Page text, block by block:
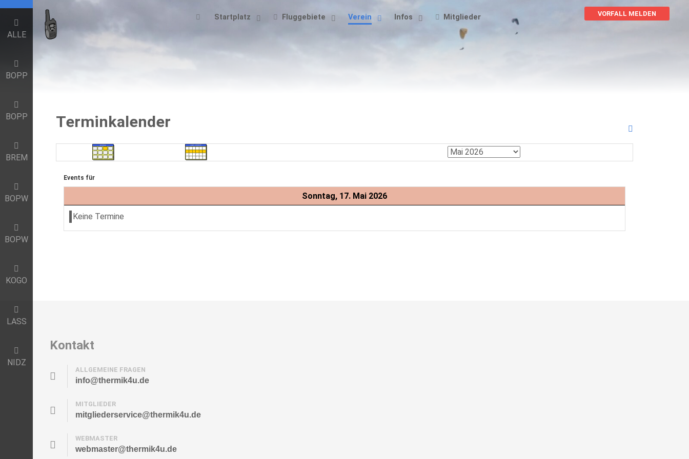
Startplatz Fluggebiete Verein Infos Mitglieder VORFALL MELDEN
Terminkalender
Events für
Sonntag, 17. Mai 2026
Keine Termine
Kontakt
ALLGEMEINE FRAGEN
info@thermik4u.de
MITGLIEDER
mitgliederservice@thermik4u.de
WEBMASTER
webmaster@thermik4u.de
ALLE
BOPP
BOPP
BREM
BOPW
BOPW
KOGO
LASS
NIDZ